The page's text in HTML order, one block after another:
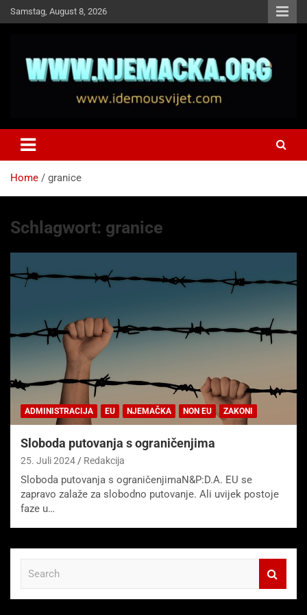
Skip
to
Samstag, August 8, 2026
Idemo u Svijet-Njemacka!
Home granice
Schlagwort: granice
ADMINISTRACIJA EU NJEMAČKA NON EU ZAKONI
Sloboda putovanja s ograničenjima
25. Juli 2024 Redakcija
Sloboda putovanja s ograničenjimaN&P:D.A. EU se
zapravo zalaže za slobodno putovanje. Ali uvijek postoje
faze u…